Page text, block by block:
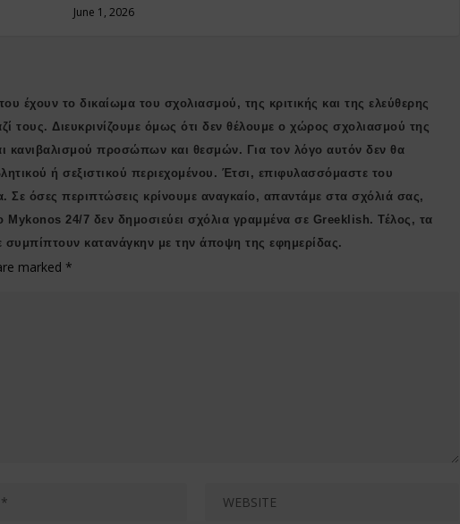
June 1, 2026
έχουν το δικαίωμα του σχολιασμού, της κριτικής και της ελεύθερης
τους. Διευκρινίζουμε όμως ότι δεν θέλουμε ο χώρος σχολιασμού της
κανιβαλισμού προσώπων και θεσμών. Για τον λόγο αυτόν δεν θα
ή σεξιστικού περιεχομένου. Έτσι, επιφυλασσόμαστε του
Σε όσες περιπτώσεις κρίνουμε αναγκαίο, απαντάμε στα σχόλιά σας,
Μykonos 24/7 δεν δημοσιεύει σχόλια γραμμένα σε Greeklish. Τέλος, τα
κατανάγκην με την άποψη της εφημερίδας.
marked *